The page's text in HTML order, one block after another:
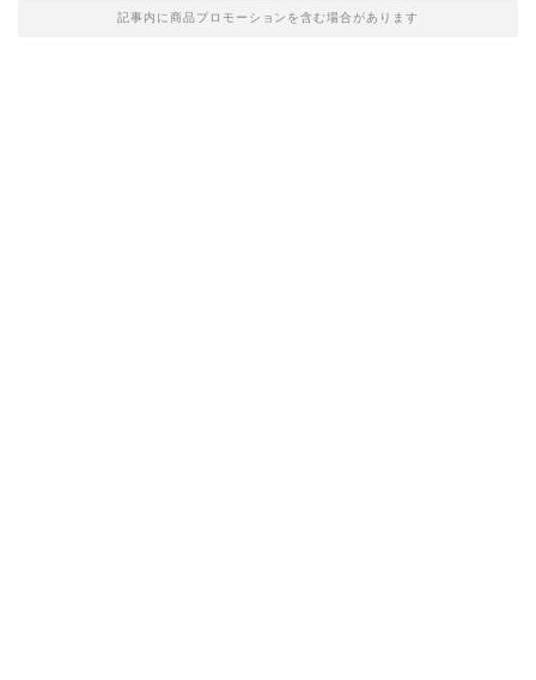
記事内に商品プロモーションを含む場合があります